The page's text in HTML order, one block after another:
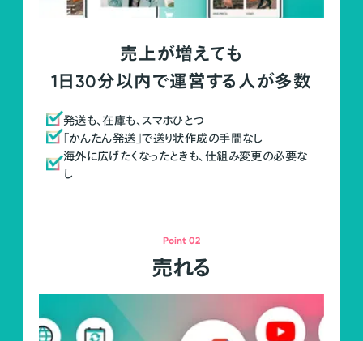
売上が増えても
1日30分以内で運営する人が多数
発送も、在庫も、スマホひとつ
「かんたん発送」で送り状作成の手間なし
海外に広げたくなったときも、仕組み変更の必要な
し
Point 02
売れる